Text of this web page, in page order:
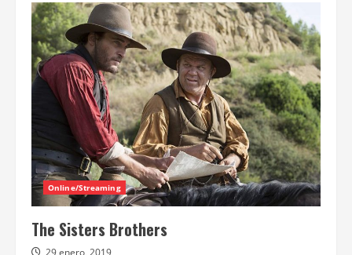
Amazon
Studios
ordena
una
segunda
temporada
de
Hunters
Online/Streaming
The Sisters Brothers
29 enero, 2019